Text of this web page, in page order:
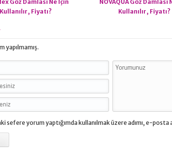
Göz Damlası Ne İçin
Kullanılır, Fiyatı?
NOVAQUA Göz Damlası
Kullanılır, Fiyatı?
yapılmamış.
sefere yorum yaptığımda kullanılmak üzere adımı, e-